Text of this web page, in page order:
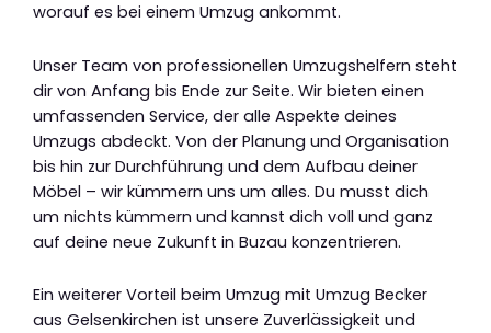
worauf es bei einem Umzug ankommt.
Unser Team von professionellen Umzugshelfern steht
dir von Anfang bis Ende zur Seite. Wir bieten einen
umfassenden Service, der alle Aspekte deines
Umzugs abdeckt. Von der Planung und Organisation
bis hin zur Durchführung und dem Aufbau deiner
Möbel – wir kümmern uns um alles. Du musst dich
um nichts kümmern und kannst dich voll und ganz
auf deine neue Zukunft in Buzau konzentrieren.
Ein weiterer Vorteil beim Umzug mit Umzug Becker
aus Gelsenkirchen ist unsere Zuverlässigkeit und